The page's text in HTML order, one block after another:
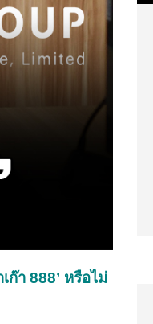
ก๊า 888’ หรือไม่